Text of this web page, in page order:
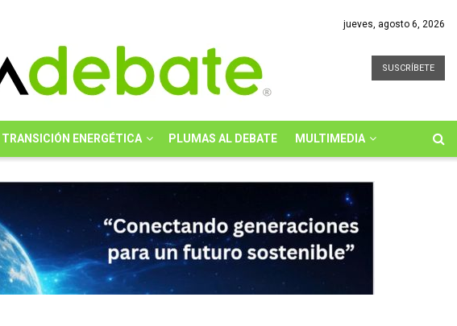
jueves, agosto 6, 2026
SUSCRÍBETE
TRANSICIÓN ENERGÉTICA PLUMAS AL DEBATE MULTIMEDIA